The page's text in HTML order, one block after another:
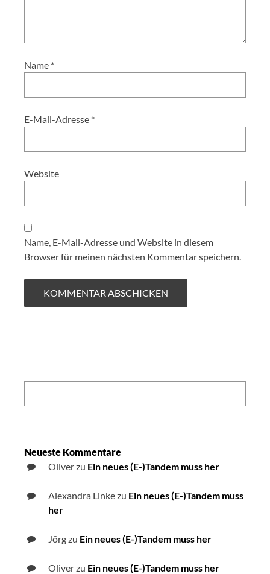
Name *
E-Mail-Adresse *
Website
Name, E-Mail-Adresse und Website in diesem
Browser für meinen nächsten Kommentar speichern.
Neueste Kommentare
Oliverzu Ein neues (E-)Tandem muss her
Alexandra Linkezu Ein neues (E-)Tandem muss
her
Jörgzu Ein neues (E-)Tandem muss her
Oliverzu Ein neues (E-)Tandem muss her